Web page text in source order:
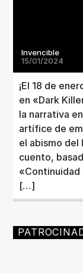
Invencible
15/01/2024
¡El 18 de
en «Dark
la narrativa
artífice de
el abismo del
cuento,
«Continuidad
[…]